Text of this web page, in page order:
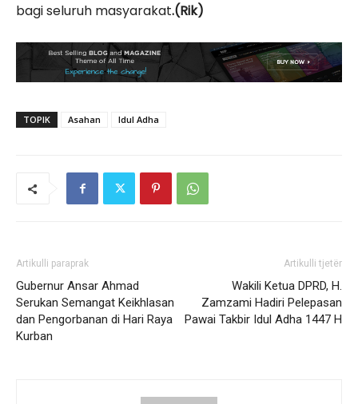
bagi seluruh masyarakat.(Rik)
TOPIK Asahan Idul Adha
Artikulli paraprak
Gubernur Ansar Ahmad
Serukan Semangat Keikhlasan
dan Pengorbanan di Hari Raya
Kurban
Artikulli tjetër
Wakili Ketua DPRD, H.
Zamzami Hadiri Pelepasan
Pawai Takbir Idul Adha 1447 H